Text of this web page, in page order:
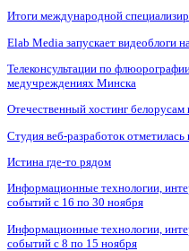
Итоги международной
Elab Media запускает видеоблоги
Телеконсультации по
медучреждениях Минска
Отечественный хостинг белорусам
Студия веб-разработок отметилась
Истина где-то рядом
Информационные технологии,
событий с 16 по 30 ноября
Информационные технологии,
событий с 8 по 15 ноября